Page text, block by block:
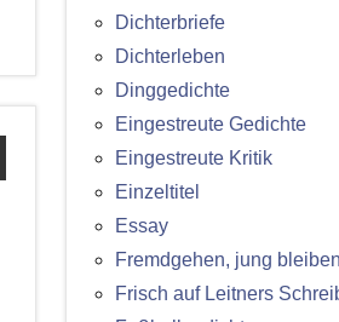
Dichterbriefe
Dichterleben
Dinggedichte
Eingestreute Gedichte
Eingestreute Kritik
Einzeltitel
Essay
Fremdgehen, jung bleiben
Frisch auf Leitners